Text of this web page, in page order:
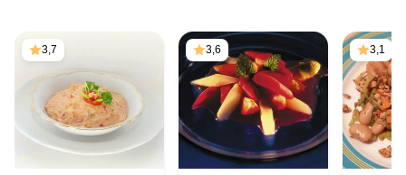
3,7 3,6 3,1